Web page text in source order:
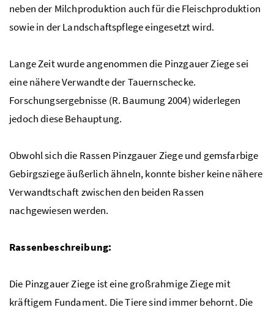
neben der Milchproduktion auch für die Fleischproduktion
sowie in der Landschaftspflege eingesetzt wird.
Lange Zeit wurde angenommen die Pinzgauer Ziege sei
eine nähere Verwandte der Tauernschecke.
Forschungsergebnisse (R. Baumung 2004) widerlegen
jedoch diese Behauptung.
Obwohl sich die Rassen Pinzgauer Ziege und gemsfarbige
Gebirgsziege äußerlich ähneln, konnte bisher keine nähere
Verwandtschaft zwischen den beiden Rassen
nachgewiesen werden.
Rassenbeschreibung:
Die Pinzgauer Ziege ist eine großrahmige Ziege mit
kräftigem Fundament. Die Tiere sind immer behornt. Die